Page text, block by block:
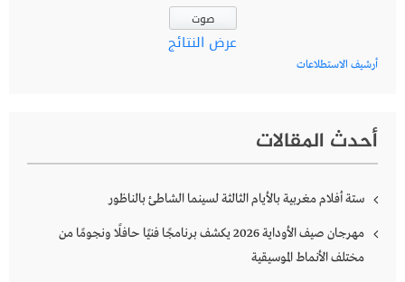
عرض النتائج
أرشيف الاستطلاعات
أحدث المقالات
ستة أفلام مغربية بالأيام الثالثة لسينما الشاطئ بالناظور
مهرجان صيف الأوداية 2026 يكشف برنامجًا فنيًا حافلًا ونجومًا من
مختلف الأنماط الموسيقية